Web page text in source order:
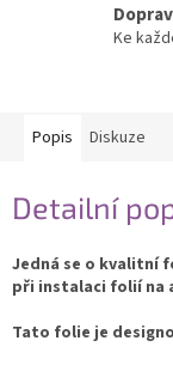
Ke
Popis Diskuze
Detailní
Jedná se o kvalitní
při instalaci folií na
Tato folie je